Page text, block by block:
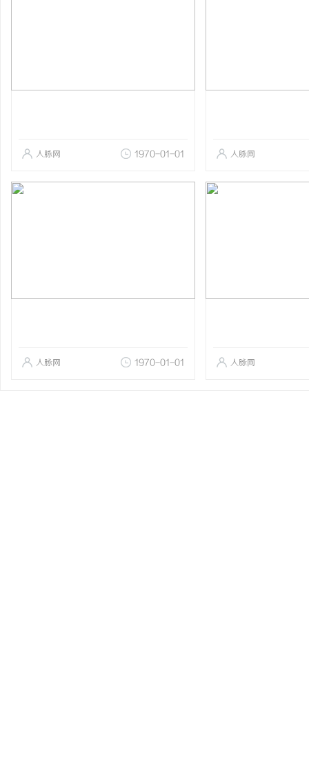
人脉网 1970-01-01 人脉网
人脉网 1970-01-01 人脉网